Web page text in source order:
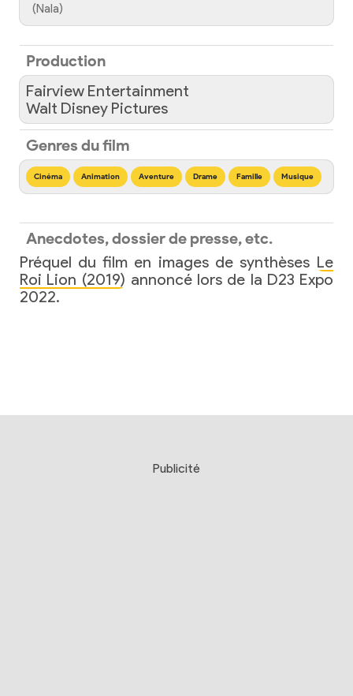
(Nala)
Production
Fairview Entertainment
Walt Disney Pictures
Genres du film
Cinéma Animation Aventure Drame Famille Musique
Anecdotes, dossier de presse, etc.
Préquel du film en images de synthèses Le
Roi Lion (2019) annoncé lors de la D23 Expo
2022.
Publicité